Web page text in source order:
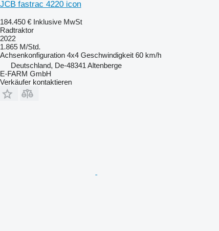
JCB fastrac 4220 icon
184.450 € Inklusive MwSt
Radtraktor
2022
1.865 M/Std.
Achsenkonfiguration 4x4 Geschwindigkeit 60 km/h
Deutschland, De-48341 Altenberge
E-FARM GmbH
Verkäufer kontaktieren